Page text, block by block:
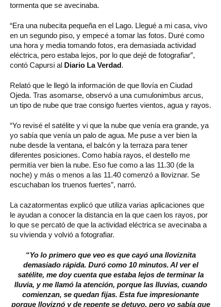
tormenta que se avecinaba.
“Era una nubecita pequeña en el Lago. Llegué a mi casa, vivo
en un segundo piso, y empecé a tomar las fotos. Duré como
una hora y media tomando fotos, era demasiada actividad
eléctrica, pero estaba lejos, por lo que dejé de fotografiar”,
contó Capursi al Diario La Verdad.
Relató que le llegó la información de que llovía en Ciudad
Ojeda. Tras asomarse, observó a una cumulonimbus arcus,
un tipo de nube que trae consigo fuertes vientos, agua y rayos.
“Yo revisé el satélite y vi que la nube que venía era grande, ya
yo sabía que venía un palo de agua. Me puse a ver bien la
nube desde la ventana, el balcón y la terraza para tener
diferentes posiciones. Como había rayos, el destello me
permitía ver bien la nube. Eso fue como a las 11.30 (de la
noche) y más o menos a las 11.40 comenzó a lloviznar. Se
escuchaban los truenos fuertes”, narró.
La cazatormentas explicó que utiliza varias aplicaciones que
le ayudan a conocer la distancia en la que caen los rayos, por
lo que se percató de que la actividad eléctrica se avecinaba a
su vivienda y volvió a fotografiar.
“Yo lo primero que veo es que cayó una lloviznita
demasiado rápida. Duró como 10 minutos. Al ver el
satélite, me doy cuenta que estaba lejos de terminar la
lluvia, y me llamó la atención, porque las lluvias, cuando
comienzan, se quedan fijas. Esta fue impresionante
porque lloviznó y de repente se detuvo, pero yo sabía que